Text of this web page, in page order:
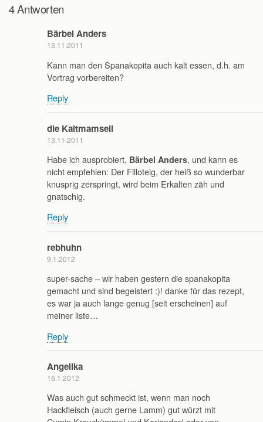
4 Antworten
Bärbel Anders
13.11.2011
Kann man den Spanakopita auch kalt essen, d.h. am
Vortrag vorbereiten?
Reply
die Kaltmamsell
13.11.2011
Habe ich ausprobiert, Bärbel Anders, und kann es
nicht empfehlen: Der Filloteig, der heiß so wunderbar
knusprig zerspringt, wird beim Erkalten zäh und
gnatschig.
Reply
rebhuhn
9.1.2012
super-sache – wir haben gestern die spanakopita
gemacht und sind begeistert :)! danke für das rezept,
es war ja auch lange genug [seit erscheinen] auf
meiner liste…
Reply
Angelika
16.1.2012
Was auch gut schmeckt ist, wenn man noch
Hackfleisch (auch gerne Lamm) gut würzt mit